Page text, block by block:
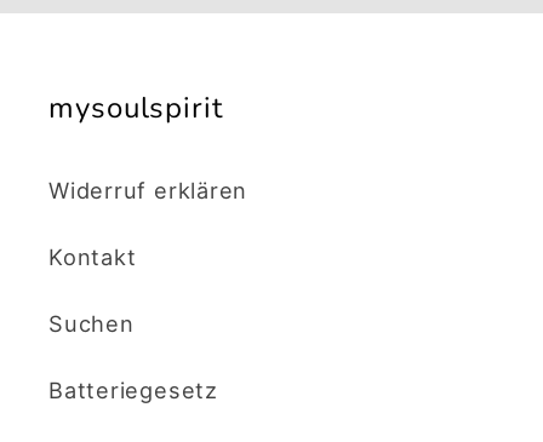
Title
Title
mysoulspirit
Widerruf erklären
Kontakt
Suchen
Batteriegesetz